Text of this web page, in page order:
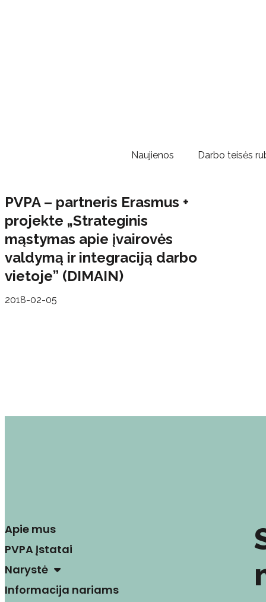
Naujienos Darbo teisės
PVPA – partneris Erasmus +
projekte „Strateginis
mąstymas apie įvairovės
valdymą ir integraciją darbo
vietoje” (DIMAIN)
2018-02-05
Apie mus
PVPA Įstatai
Narystė
Informacija nariams